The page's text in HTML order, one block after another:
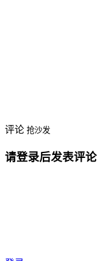
评论 抢沙发
请登录后发表评论